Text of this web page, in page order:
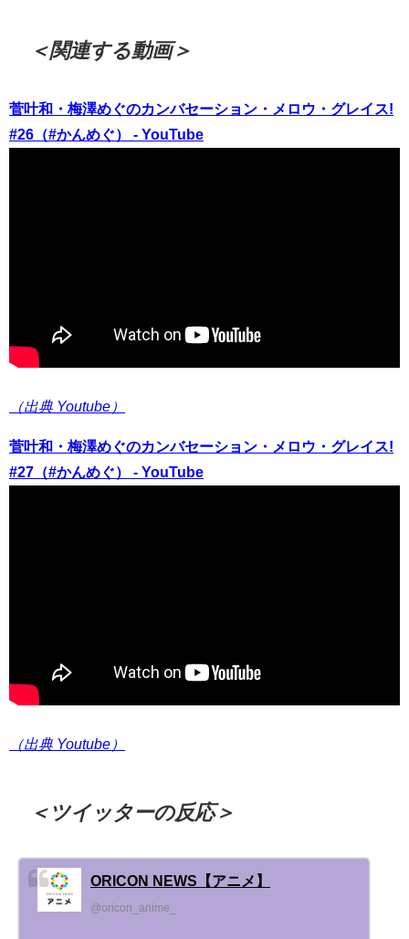
＜関連する動画＞
菅叶和・梅澤めぐのカンバセーション・メロウ・グレイス!
#26（#かんめぐ） - YouTube
（出典 Youtube）
菅叶和・梅澤めぐのカンバセーション・メロウ・グレイス!
#27（#かんめぐ） - YouTube
（出典 Youtube）
＜ツイッターの反応＞
ORICON NEWS【アニメ】
@oricon_anime_